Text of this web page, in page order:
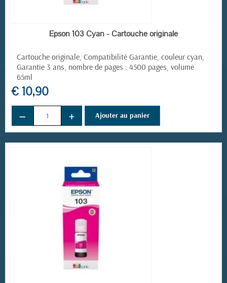
EN STOCK
Epson 103 Cyan - Cartouche originale
Cartouche originale, Compatibilité Garantie, couleur cyan,
Garantie 3 ans, nombre de pages : 4500 pages, volume
65ml
€ 10,90
− + Ajouter au panier